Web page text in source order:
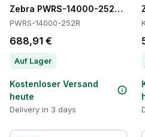
Zebra PWRS-14000-252R
PWRS-14000-252R
688,91 €
Auf Lager
Kostenloser Versand
heute
Delivery in 3 days